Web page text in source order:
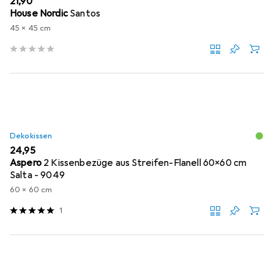
House Nordic Santos
45 x 45 cm
Dekokissen
EUR
24,95
Aspero 2 Kissenbezüge aus Streifen-Flanell 60x60 cm
Salta - 9049
60 x 60 cm
1